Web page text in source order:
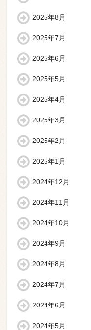
2025年8月
2025年7月
2025年6月
2025年5月
2025年4月
2025年3月
2025年2月
2025年1月
2024年12月
2024年11月
2024年10月
2024年9月
2024年8月
2024年7月
2024年6月
2024年5月